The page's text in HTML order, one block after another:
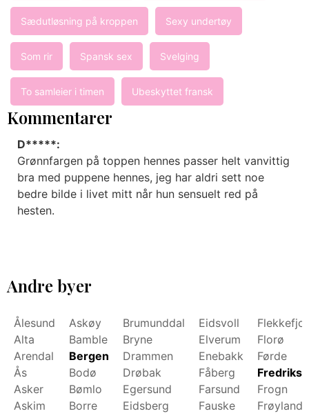
Sædutløsning på kroppen Sexy undertøy
Som rir Spansk sex Svelging
To samleier i timen Ubeskyttet fransk
Kommentarer
D*****:
Grønnfargen på toppen hennes passer helt vanvittig
bra med puppene hennes, jeg har aldri sett noe
bedre bilde i livet mitt når hun sensuelt red på
hesten.
Andre byer
Ålesund
Alta
Arendal
Ås
Asker
Askim
Askøy
Bamble
Bergen
Bodø
Bømlo
Borre
Brumunddal
Bryne
Drammen
Drøbak
Egersund
Eidsberg
Eidsvoll
Elverum
Enebakk
Fåberg
Farsund
Fauske
Florø
Førde
Frogn
Frøyland